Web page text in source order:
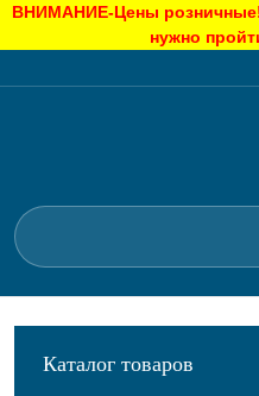
ВНИМАНИЕ-Цены
нужно
Каталог товаров